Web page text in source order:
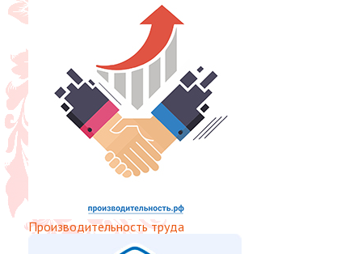
Производительность труда